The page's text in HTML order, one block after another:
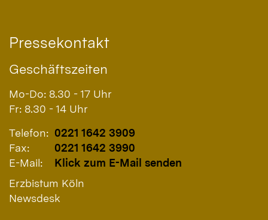
Pressekontakt
Geschäftszeiten
Mo-Do: 8.30 - 17 Uhr
Fr: 8.30 - 14 Uhr
Telefon: 0221 1642 3909
Fax:
0221 1642 3990
E-Mail:
Klick zum E-Mail senden
Erzbistum Köln
Newsdesk